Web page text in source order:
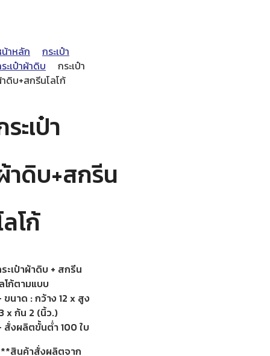
าหลัก
กระเป๋า
ะเป๋าผ้าดิบ
กระเป๋า
ดิบ+สกรีนโลโก้
ะเป๋า
าดิบ+สกรีน
ลโก้
ะเป๋าผ้าดิบ + สกรีน
โก้ตามแบบ
ขนาด : กว้าง 12 x สูง
x ก้น 2 (นิ้ว.)
สั่งผลิตขั้นต่ำ 100 ใบ
สินค้าสั่งผลิตจาก